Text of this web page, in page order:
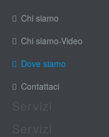
Chi siamo
Chi siamo-Video
Dove siamo
Contattaci